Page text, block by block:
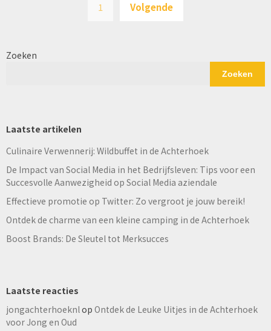
paginering
1 Volgende
Zoeken
Zoeken
Laatste artikelen
Culinaire Verwennerij: Wildbuffet in de Achterhoek
De Impact van Social Media in het Bedrijfsleven: Tips voor een
Succesvolle Aanwezigheid op Social Media aziendale
Effectieve promotie op Twitter: Zo vergroot je jouw bereik!
Ontdek de charme van een kleine camping in de Achterhoek
Boost Brands: De Sleutel tot Merksucces
Laatste reacties
jongachterhoeknlop Ontdek de Leuke Uitjes in de Achterhoek
voor Jong en Oud